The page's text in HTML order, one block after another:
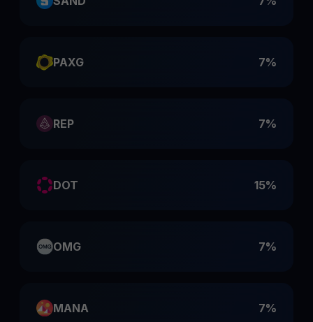
PAXG 7%
REP 7%
DOT 15%
OMG 7%
MANA 7%